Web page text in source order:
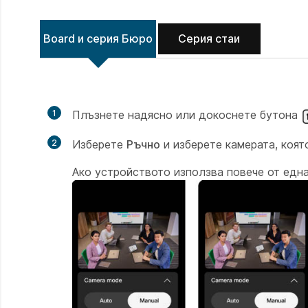
Board и серия Бюро Серия стаи
1 Плъзнете надясно или докоснете бутона
2 Изберете Ръчно и изберете камерата,
Ако устройството използва повече от